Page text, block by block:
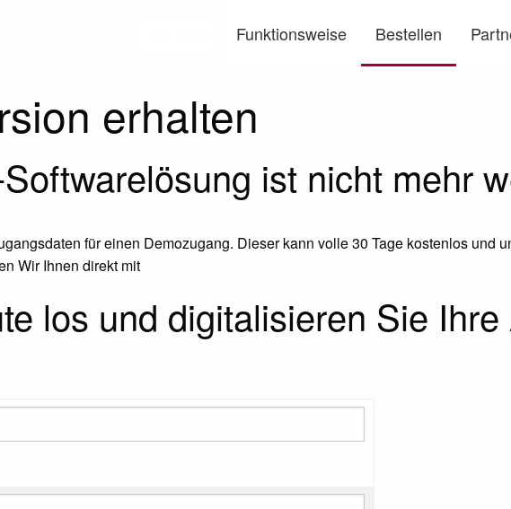
Funktionsweise Bestellen
erhalten
ist nicht mehr
für einen Demozugang. Dieser kann volle 30 Tage kostenlos und
Wir Ihnen direkt mit
los und digitalisieren Sie